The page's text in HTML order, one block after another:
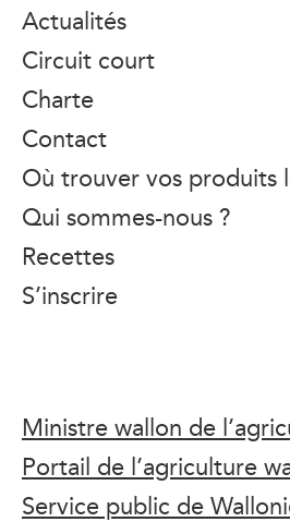
Actualités
Circuit court
Charte
Contact
Où trouver vos produits
Qui sommes-nous ?
Recettes
S’inscrire
Ministre wallon de
Portail de l’agriculture
Service public de